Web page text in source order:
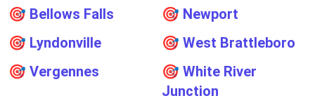
🎯 Bellows Falls 🎯 Newport
🎯 Lyndonville 🎯 West Brattleboro
🎯 Vergennes 🎯 White River
Junction